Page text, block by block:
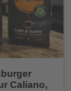
Caliano,